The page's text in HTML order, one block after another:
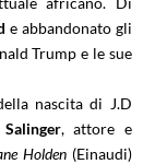
e abbandonato gli
Trump e le sue
nascita di J.D
, attore e
Holden(Einaudi)